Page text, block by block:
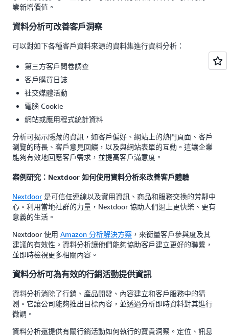
業新增價值。
資料分析可改善客戶洞察
可以對如下各種客戶資料來源的資料集進行資料分析：
第三方客戶問卷調查
客戶購買日誌
社交媒體活動
電腦 Cookie
網站或應用程式統計資料
分析可揭示隱藏的資訊，如客戶偏好、網站上的熱門頁面、客戶
瀏覽的時長、客戶意見回饋，以及與網站表單的互動。這讓企業
能夠有效地回應客戶需求，並提高客戶滿意度。
案例研究：Nextdoor 如何使用資料分析來改善客戶體驗
Nextdoor 是可信任連線以及實用資訊、商品和服務交換的芳鄰中
心。利用當地社群的力量，Nextdoor 協助人們過上更快樂、更有
意義的生活。
Nextdoor 使用 Amazon 分析解決方案 ，來衡量客戶參與度及其
建議的有效性。資料分析讓他們能夠協助客戶建立更好的聯繫，
並即時檢視更多相關內容。
資料分析可為有效的行銷活動提供資訊
資料分析消除了行銷、產品開發、內容建立和客戶服務中的猜
測。它讓公司能夠推出目標內容，並透過分析即時資料對其進行
微調。
資料分析還提供有關行銷活動如何執行的寶貴洞察。定位、訊息